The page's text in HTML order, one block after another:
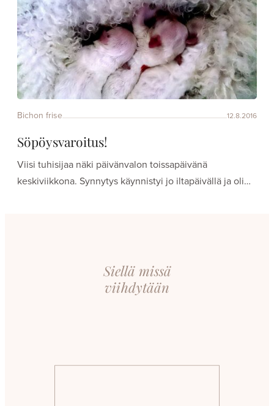
Bichon frise 12.8.2016
Söpöysvaroitus!
Viisi tuhisijaa näki päivänvalon toissapäivänä
keskiviikkona. Synnytys käynnistyi jo iltapäivällä ja oli…
Siellä missä
viihdytään